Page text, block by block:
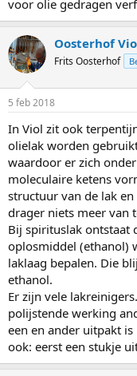
voor olie gedragen
Oosterhof
Frits Oosterhof
5 feb 2018
In Viol zit ook
olielak worden
waardoor er zich
moleculaire ketens
structuur van de lak
drager niets meer van
Bij spirituslak ontstaat
oplosmiddel (ethanol)
laklaag bepalen. Die
ethanol.
Er zijn vele
polijstende werking
een en ander uitpakt
ook: eerst een stukje